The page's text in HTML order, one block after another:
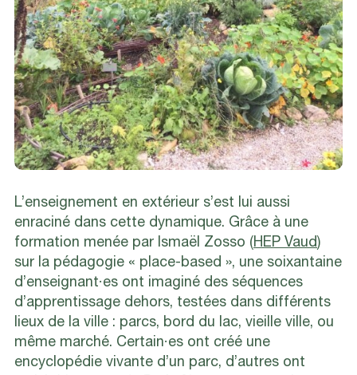
L’enseignement en extérieur s’est lui aussi
enraciné dans cette dynamique. Grâce à une
formation menée par Ismaël Zosso (HEP Vaud)
sur la pédagogie « place-based », une soixantaine
d’enseignant·es ont imaginé des séquences
d’apprentissage dehors, testées dans différents
lieux de la ville : parcs, bord du lac, vieille ville, ou
même marché. Certain·es ont créé une
encyclopédie vivante d’un parc, d’autres ont